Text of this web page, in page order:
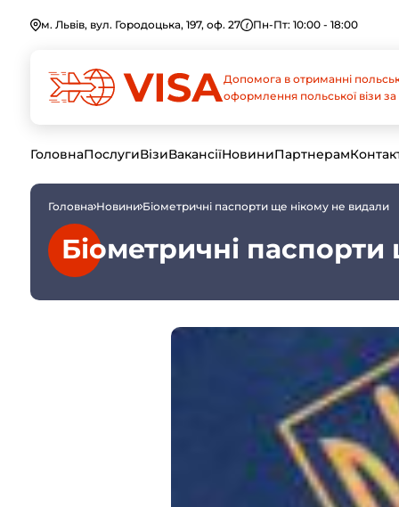
м. Львів, вул. Городоцька, 197, оф. 27 Пн-Пт: 10:00 - 18:00
Допомога в отриманні
оформлення польської візи
ГоловнаПослугиВізиВакансіїНовиниПартнерам
Головна Новини Біометричні паспорти ще нікому не видали
Біометричні